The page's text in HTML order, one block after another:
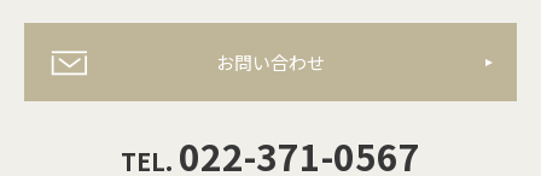
お問い合わせ
TEL. 022-371-0567